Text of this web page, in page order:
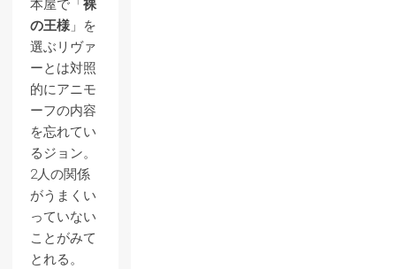
本屋で「 裸
の王様 」を
選ぶリヴァ
ーとは対照
的にアニモ
ーフの内容
を忘れてい
るジョン。
2人の関係
がうまくい
っていない
ことがみて
とれる。